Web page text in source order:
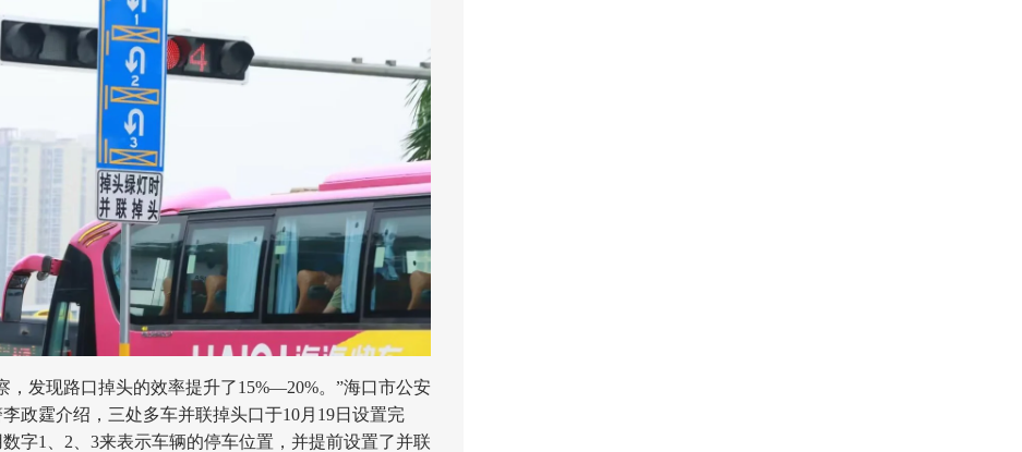
发现路口掉头的效率提升了15%—20%。”海口市公安
政霆介绍，三处多车并联掉头口于10月19日设置完
字1、2、3来表示车辆的停车位置，并提前设置了并联